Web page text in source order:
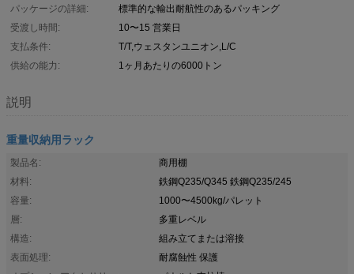
パッケージの詳細:
標準的な輸出耐航性のあるパッキング
受渡し時間:
10〜15 営業日
支払条件:
T/T,ウェスタンユニオン,L/C
供給の能力:
1ヶ月あたりの6000トン
説明
重量収納用ラック
製品名:
商用棚
材料:
鉄鋼Q235/Q345 鉄鋼Q235/245
容量:
1000〜4500kg/パレット
層:
多重レベル
構造:
組み立てまたは溶接
表面処理:
耐腐蝕性 保護